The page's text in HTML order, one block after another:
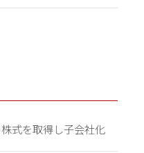
株式を取得し子会社化